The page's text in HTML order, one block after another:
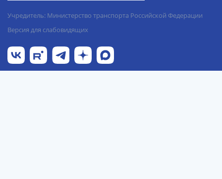
Учредитель: Министерство транспорта Российской Федерации
Версия для слабовидящих